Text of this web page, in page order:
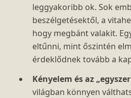
leggyakoribb ok. Sok
beszélgetésektől, a
hogy megbánt valakit.
eltűnni, mint őszintén
érdeklődnek tovább a
Kényelem és az
világban könnyen